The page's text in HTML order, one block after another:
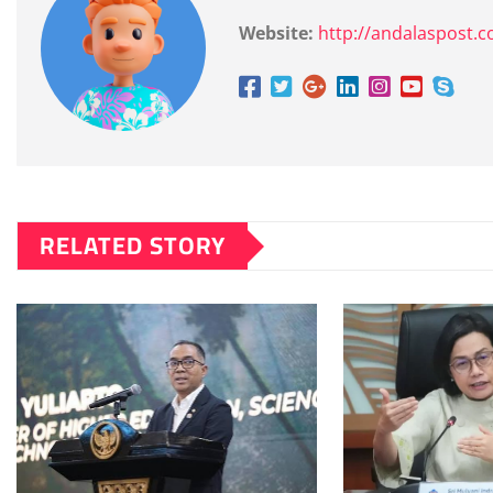
Website: http://
RELATED STORY